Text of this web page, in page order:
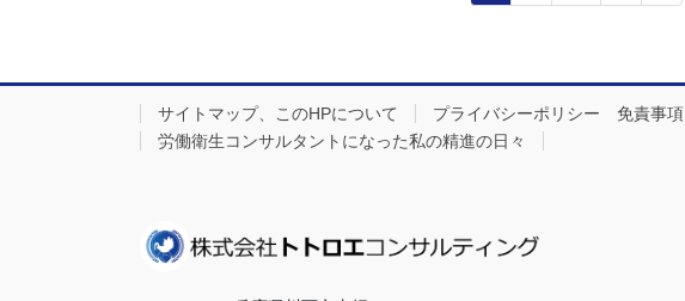
ペ
ー
り
定
ジ
定
ジ
定
ジ
サイトマップ、このHPについて プライバシーポリシー 免責事項
労働衛生コンサルタントになった私の精進の日々